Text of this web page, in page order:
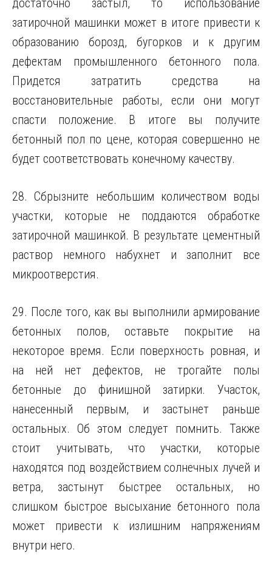
достаточно застыл, то использование
затирочной машинки может в итоге привести к
образованию борозд, бугорков и к другим
дефектам промышленного бетонного пола.
Придется затратить средства на
восстановительные работы, если они могут
спасти положение. В итоге вы получите
бетонный пол по цене, которая совершенно не
будет соответствовать конечному качеству.
28. Сбрызните небольшим количеством воды
участки, которые не поддаются обработке
затирочной машинкой. В результате цементный
раствор немного набухнет и заполнит все
микроотверстия.
29. После того, как вы выполнили армирование
бетонных полов, оставьте покрытие на
некоторое время. Если поверхность ровная, и
на ней нет дефектов, не трогайте полы
бетонные до финишной затирки. Участок,
нанесенный первым, и застынет раньше
остальных. Об этом следует помнить. Также
стоит учитывать, что участки, которые
находятся под воздействием солнечных лучей и
ветра, застынут быстрее остальных, но
слишком быстрое высыхание бетонного пола
может привести к излишним напряжениям
внутри него.